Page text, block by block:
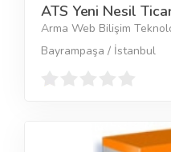
ATS Yeni Nesil
Arma Web Bilişim
Bayrampaşa / İstanbul